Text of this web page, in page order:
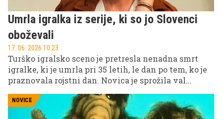
Umrla igralka iz serije, ki so jo Slovenci
oboževali
17. 06. 2026 10.23
Turško igralsko sceno je pretresla nenadna smrt
igralke, ki je umrla pri 35 letih, le dan po tem, ko je
praznovala rojstni dan. Novica je sprožila val
odzivov med oboževalci in kolegi, ki še vedno težko
verjamejo, da je življenje mlade igralke tako
nenadoma ugasnilo.
NOVICE